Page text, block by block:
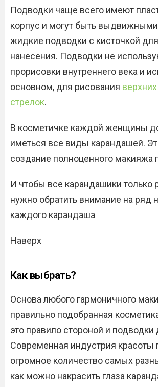
Подводки чаще всего имеют
корпус и могут быть
жидкие подводки с кисточкой
нанесения. Подводки не
прорисовки внутреннего века и
основном, для рисования
стрелок.
В косметичке каждой женщины
иметься все виды карандашей.
создание полноценного макияжа
И чтобы все карандашики только
нужно обратить внимание на ряд
каждого карандаша
Наверх
Как выбрать?
Основа любого гармоничного
правильно подобранная
это правило стороной и подводки
Современная индустрия красоты
огромное количество самых
как можно накрасить глаза